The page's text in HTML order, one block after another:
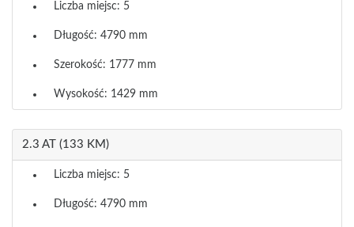
Liczba miejsc: 5
Długość: 4790 mm
Szerokość: 1777 mm
Wysokość: 1429 mm
2.3 AT (133 KM)
Liczba miejsc: 5
Długość: 4790 mm